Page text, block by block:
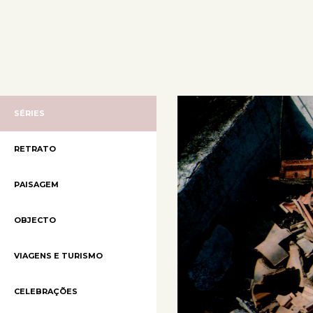
SÉRIES
RETRATO
PAISAGEM
OBJECTO
VIAGENS E TURISMO
CELEBRAÇÕES